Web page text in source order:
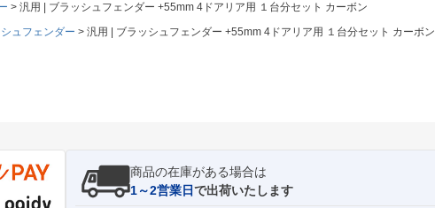
汎用 | ブラッシュフェンダー +55mm 4ドアリア用 １台分セット カーボン
ュフェンダー 汎用 | ブラッシュフェンダー +55mm 4ドアリア用 １台分セット カーボン
商品の在庫がある場合は
1～2営業日で出荷いたします